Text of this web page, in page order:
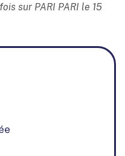
sur PARI PARI le 15